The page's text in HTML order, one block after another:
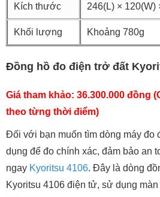
Kích thước 246(L) × 120(W)
Khối lượng Khoảng 780g
Đồng hồ đo điện trở đất
Giá tham khảo: 36.300.000 đồng
theo từng thời điểm)
Đối với bạn muốn tìm dòng máy đo
dụng để đo chính xác, đảm bảo an
ngay Kyoritsu 4106. Đây là dòng
Kyoritsu 4106 điện tử, sử dụng